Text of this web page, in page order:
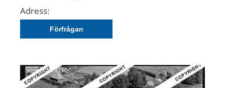
Adress:
Förfrågan